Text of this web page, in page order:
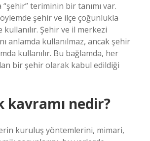
teriminin bir tanımı var.
şehir ve ilçe çoğunlukla
Şehir ve il merkezi
anlamda kullanılmaz, ancak şehir
kullanılır. Bu bağlamda, her
bir şehir olarak kabul edildiği
kavramı nedir?
kuruluş yöntemlerini, mimari,